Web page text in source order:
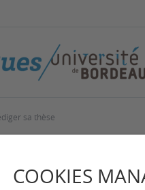
COOKIES
sa thèse
sa